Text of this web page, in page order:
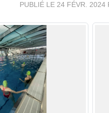
PUBLIÉ LE 24 FÉVR. 2024